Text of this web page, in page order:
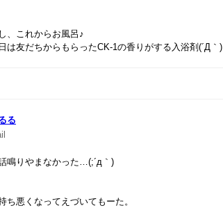
、これからお風呂♪
は友だちからもらったCK-1の香りがする入浴剤(´Д｀)
る
鳴りやまなかった…(;´д｀)
ち悪くなってえづいてもーた。